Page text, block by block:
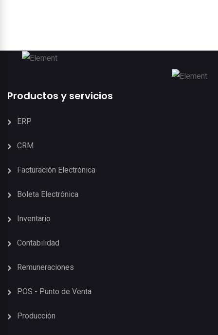
Productos y servicios
ERP
CRM
Facturación Electrónica
Boleta Electrónica
Inventario
Contabilidad
Remuneraciones
POS - Punto de Venta
Producción